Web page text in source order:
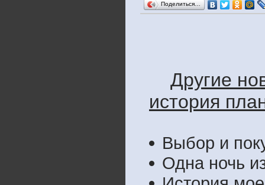
Поделиться…
Другие
история
Выбор и
Одна ночь